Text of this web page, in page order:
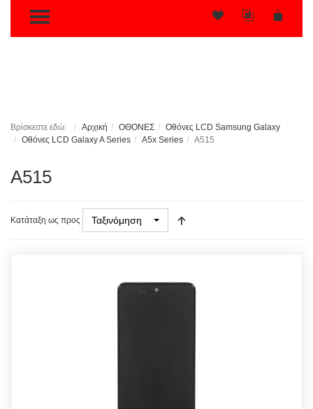
TOGGLE MENU
Βρίσκεστε εδώ: Αρχική ΟΘΟΝΕΣ
Οθόνες LCD Samsung Galaxy
Οθόνες LCD Galaxy A Series
A5x Series A515
A515
Κατάταξη ως προς Ταξινόμηση